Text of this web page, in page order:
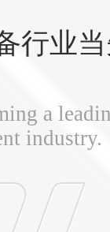
行业
a
industry.